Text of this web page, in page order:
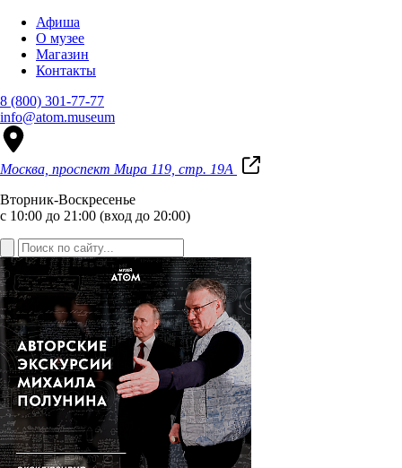
Афиша
О музее
Магазин
Контакты
8 (800) 301-77-77
info@atom.museum
Москва, проспект Мира 119, стр. 19А
Вторник-Воскресенье
с 10:00 до 21:00 (вход до 20:00)